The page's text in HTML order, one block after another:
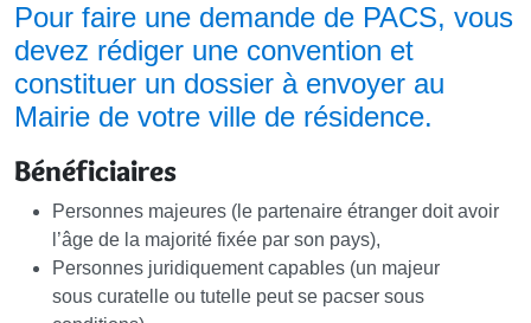
Pour faire une demande de PACS, vous
devez rédiger une convention et
constituer un dossier à envoyer au
Mairie de votre ville de résidence.
Bénéficiaires
Personnes majeures (le partenaire étranger doit avoir
l’âge de la majorité fixée par son pays),
Personnes juridiquement capables (un majeur
sous curatelle ou tutelle peut se pacser sous